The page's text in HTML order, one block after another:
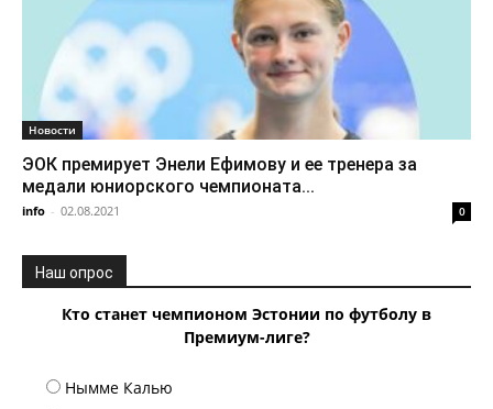
Новости
ЭОК премирует Энели Ефимову и ее тренера за
медали юниорского чемпионата...
info - 02.08.2021 0
Наш опрос
Кто станет чемпионом Эстонии по футболу в
Премиум-лиге?
Нымме Калью